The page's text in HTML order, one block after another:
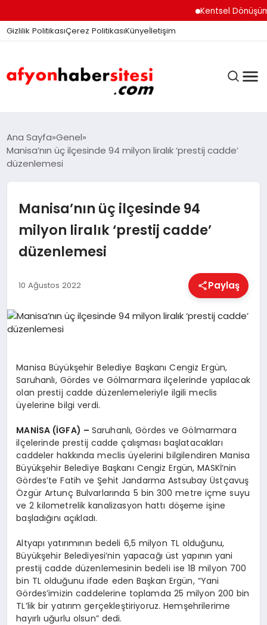
Kentsel Dönüşüm
Gizlilik PolitikasıÇerez PolitikasıKünyeİletişim
ANASAYFA
GÜNDEM
DÜNYA
EKONOMI
MAGAZIN
SAĞLIK
SPOR
Ana Sayfa Genel
Manisa’nın üç ilçesinde 94 milyon liralık ‘prestij cadde’
düzenlemesi
Manisa’nın üç ilçesinde 94
milyon liralık ‘prestij cadde’
düzenlemesi
10 Ağustos 2022 Paylaş
Manisa Büyükşehir Belediye Başkanı Cengiz Ergün,
Saruhanlı, Gördes ve Gölmarmara ilçelerinde yapılacak
olan prestij cadde düzenlemeleriyle ilgili meclis
üyelerine bilgi verdi.
MANİSA (İGFA) – Saruhanlı, Gördes ve Gölmarmara
ilçelerinde prestij cadde çalışması başlatacakları
caddeler hakkında meclis üyelerini bilgilendiren Manisa
Büyükşehir Belediye Başkanı Cengiz Ergün, MASKİ’nin
Gördes’te Fatih ve Şehit Jandarma Astsubay Üstçavuş
Özgür Artunç Bulvarlarında 5 bin 300 metre içme suyu
ve 2 kilometrelik kanalizasyon hattı döşeme işine
başladığını açıkladı.
Altyapı yatırımının bedeli 6,5 milyon TL olduğunu,
Büyükşehir Belediyesi’nin yapacağı üst yapının yani
prestij cadde düzenlemesinin bedeli ise 18 milyon 700
bin TL olduğunu ifade eden Başkan Ergün, “Yani
Gördes’imizin caddelerine toplamda 25 milyon 200 bin
TL’lik bir yatırım gerçekleştiriyoruz. Hemşehrilerime
hayırlı uğurlu olsun” dedi.